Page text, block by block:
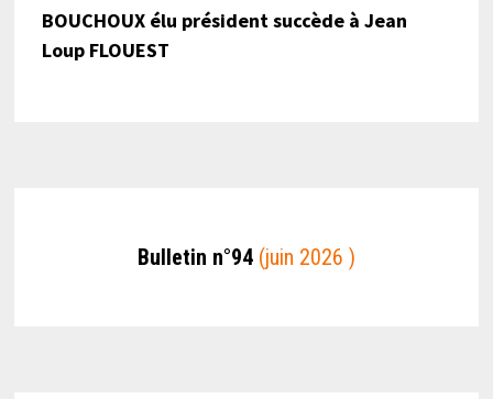
BOUCHOUX élu président succède à Jean
Loup FLOUEST
Bulletin n°94(juin 2026 )